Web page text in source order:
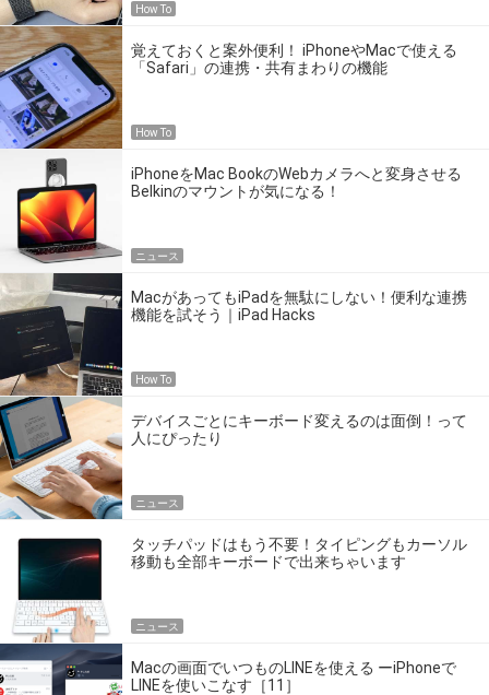
How To
覚えておくと案外便利！ iPhoneやMacで使える
「Safari」の連携・共有まわりの機能
How To
iPhoneをMac BookのWebカメラへと変身させる
Belkinのマウントが気になる！
ニュース
MacがあってもiPadを無駄にしない！便利な連携
機能を試そう｜iPad Hacks
How To
デバイスごとにキーボード変えるのは面倒！って
人にぴったり
ニュース
タッチパッドはもう不要！タイピングもカーソル
移動も全部キーボードで出来ちゃいます
ニュース
Macの画面でいつものLINEを使える ーiPhoneで
LINEを使いこなす［11］